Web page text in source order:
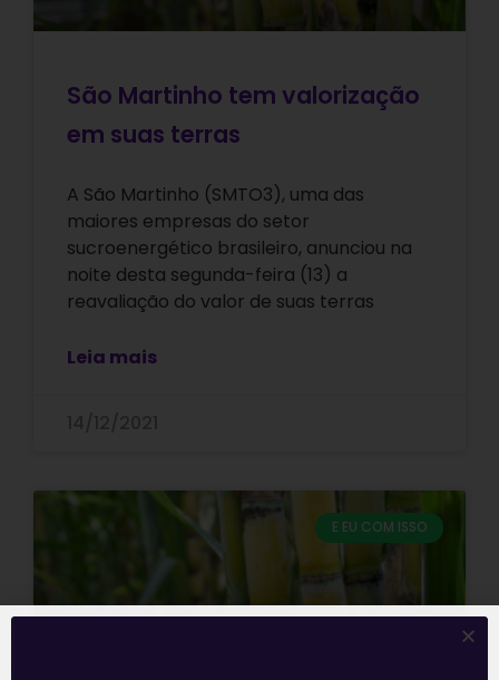
São Martinho tem valorização
em suas terras
A São Martinho (SMTO3), uma das
maiores empresas do setor
sucroenergético brasileiro, anunciou na
noite desta segunda-feira (13) a
reavaliação do valor de suas terras
Leia mais
E EU COM ISSO